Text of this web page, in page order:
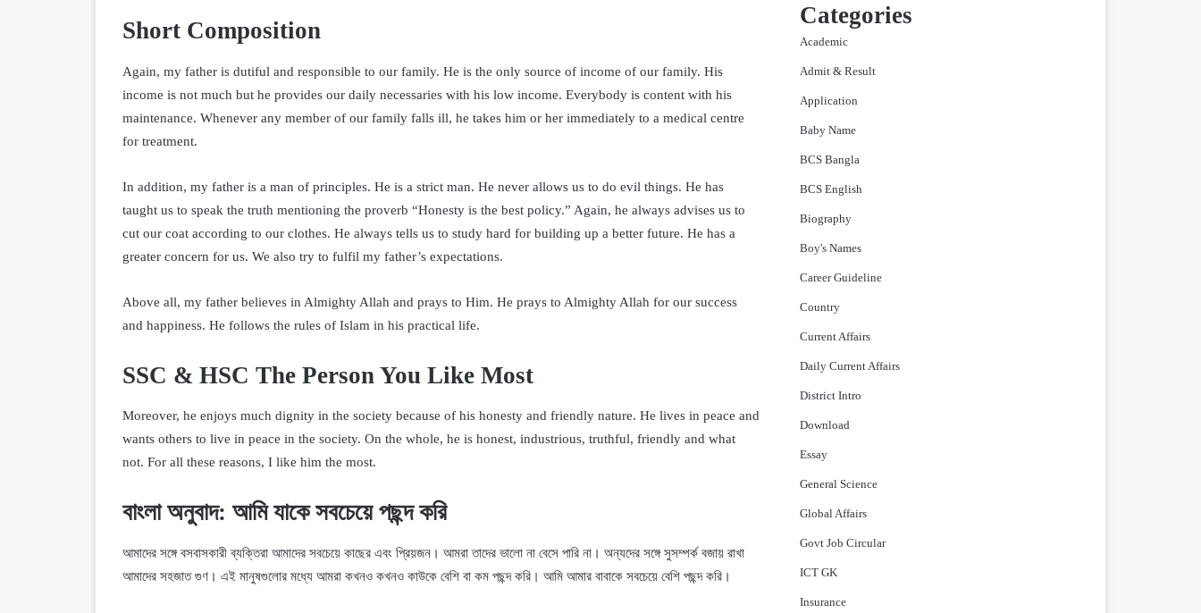
Short Composition
Again, my father is dutiful and responsible to our family. He is the only source of income of our family. His
income is not much but he provides our daily necessaries with his low income. Everybody is content with his
maintenance. Whenever any member of our family falls ill, he takes him or her immediately to a medical centre
for treatment.
In addition, my father is a man of principles. He is a strict man. He never allows us to do evil things. He has
taught us to speak the truth mentioning the proverb “Honesty is the best policy.” Again, he always advises us to
cut our coat according to our clothes. He always tells us to study hard for building up a better future. He has a
greater concern for us. We also try to fulfil my father’s expectations.
Above all, my father believes in Almighty Allah and prays to Him. He prays to Almighty Allah for our success
and happiness. He follows the rules of Islam in his practical life.
SSC & HSC The Person You Like Most
Moreover, he enjoys much dignity in the society because of his honesty and friendly nature. He lives in peace and
wants others to live in peace in the society. On the whole, he is honest, industrious, truthful, friendly and what
not. For all these reasons, I like him the most.
বাংলা অনুবাদ: আমি যাকে সবচেয়ে পছন্দ করি
আমাদের সঙ্গে বসবাসকারী ব্যক্তিরা আমাদের সবচেয়ে কাছের এবং প্রিয়জন। আমরা তাদের ভালো না বেসে পারি না। অন্যদের সঙ্গে সুসম্পর্ক বজায় রাখা
আমাদের সহজাত গুণ। এই মানুষগুলোর মধ্যে আমরা কখনও কখনও কাউকে বেশি বা কম পছন্দ করি। আমি আমার বাবাকে সবচেয়ে বেশি পছন্দ করি।
Categories
Academic
Admit & Result
Application
Baby Name
BCS Bangla
BCS English
Biography
Boy's Names
Career Guideline
Country
Current Affairs
Daily Current Affairs
District Intro
Download
Essay
General Science
Global Affairs
Govt Job Circular
ICT GK
Insurance